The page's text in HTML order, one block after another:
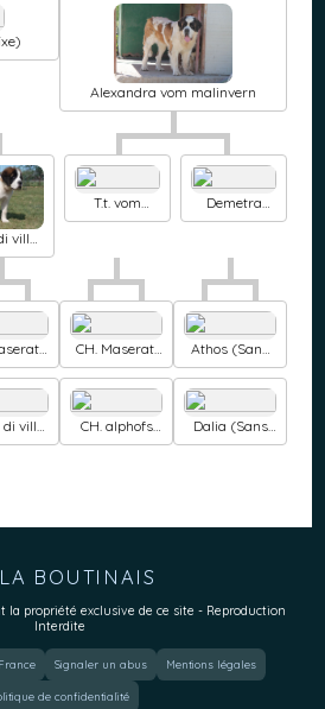
Alexandra vom malinvern
villa
T.t. vom
malinvern
Demetra
(Sans Affixe)
vom
di villa
CH. Maserati
maximus vom
malinvern
CH. alphofs
Cuba
Athos (Sans
Affixe)
Dalia (Sans
Affixe)
BOUTINAIS
la propriété exclusive de ce site - Reproduction
Interdite
Signaler un abus Mentions légales
de confidentialité